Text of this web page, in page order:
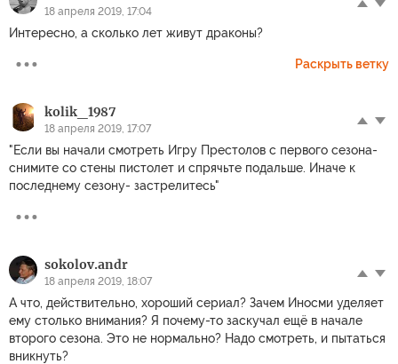
18 апреля 2019, 17:04
Интересно, а сколько лет живут драконы?
Раскрыть ветку
kolik_1987
18 апреля 2019, 17:07
"Если вы начали смотреть Игру Престолов с первого сезона-
снимите со стены пистолет и спрячьте подальше. Иначе к
последнему сезону- застрелитесь"
sokolov.andr
18 апреля 2019, 18:07
А что, действительно, хороший сериал? Зачем Иносми уделяет
ему столько внимания? Я почему-то заскучал ещё в начале
второго сезона. Это не нормально? Надо смотреть, и пытаться
вникнуть?